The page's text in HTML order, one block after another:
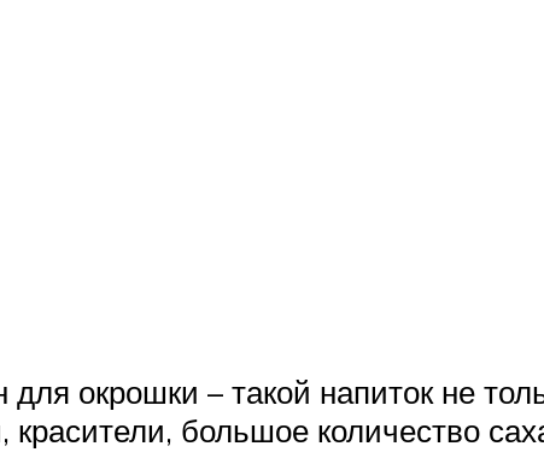
окрошки – такой напиток не
большое количество